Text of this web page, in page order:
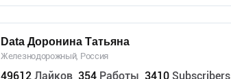
Data Доронина Татьяна
Железнодорожный, Россия
49612 Лайков 354 Работы 3410 Subscribers